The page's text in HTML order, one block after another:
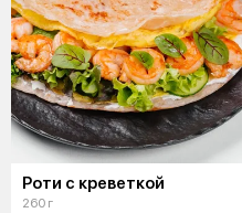
Роти с креветкой
260 г